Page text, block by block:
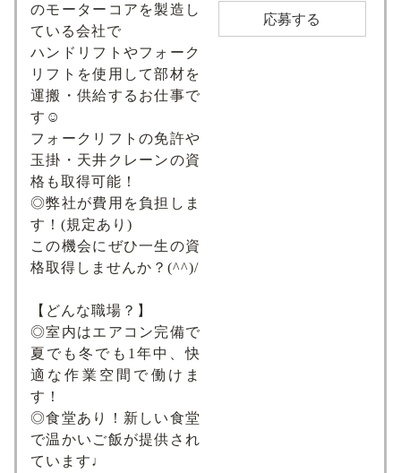
のモーターコアを製造し
ている会社で
ハンドリフトやフォーク
リフトを使用して部材を
運搬・供給するお仕事で
す☺
フォークリフトの免許や
玉掛・天井クレーンの資
格も取得可能！
◎弊社が費用を負担しま
す！(規定あり)
この機会にぜひ一生の資
格取得しませんか？(^^)/
【どんな職場？】
◎室内はエアコン完備で
夏でも冬でも1年中、快
適な作業空間で働けま
す！
◎食堂あり！新しい食堂
で温かいご飯が提供され
ています♩
応募する